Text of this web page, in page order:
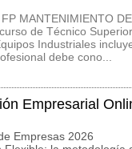
MANTENIMIENTO
de Técnico
Industriales
debe cono...
Empresarial
Empresas 2026